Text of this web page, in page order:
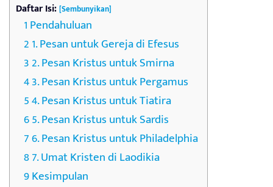
Daftar Isi:[Sembunyikan]
Pendahuluan
1. Pesan untuk Gereja di Efesus
2. Pesan Kristus untuk Smirna
3. Pesan Kristus untuk Pergamus
4. Pesan Kristus untuk Tiatira
5. Pesan Kristus untuk Sardis
6. Pesan Kristus untuk Philadelphia
7. Umat Kristen di Laodikia
Kesimpulan